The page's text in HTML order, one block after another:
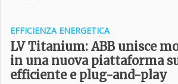
EFFICIENZA ENERGETICA
LV Titanium: ABB unisce
in una nuova piattaforma
efficiente e plug-and-play